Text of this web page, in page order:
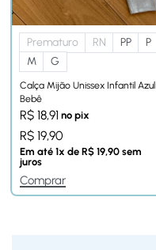
Prematuro RN PP
P
M
G
Calça Mijão Unissex Infantil Azul
Bebê
R$ 18,91 no pix
R$ 19,90
Em até 1x de R$ 19,90 sem
juros
Comprar